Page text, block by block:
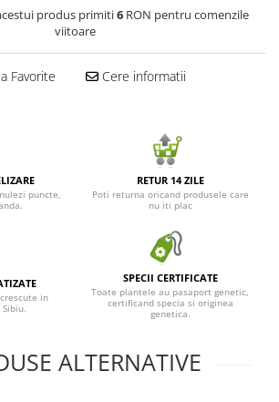
Fructe
produs primiti6RON pentru comenzile
viitoare
Favorite Cere informatii
puncte,
RETUR 14 ZILE
Poti returna oricand produsele care
nu iti plac
in
SPECII CERTIFICATE
Toate plantele au pasaport genetic,
certificand specia si originea
genetica.
ALTERNATIVE